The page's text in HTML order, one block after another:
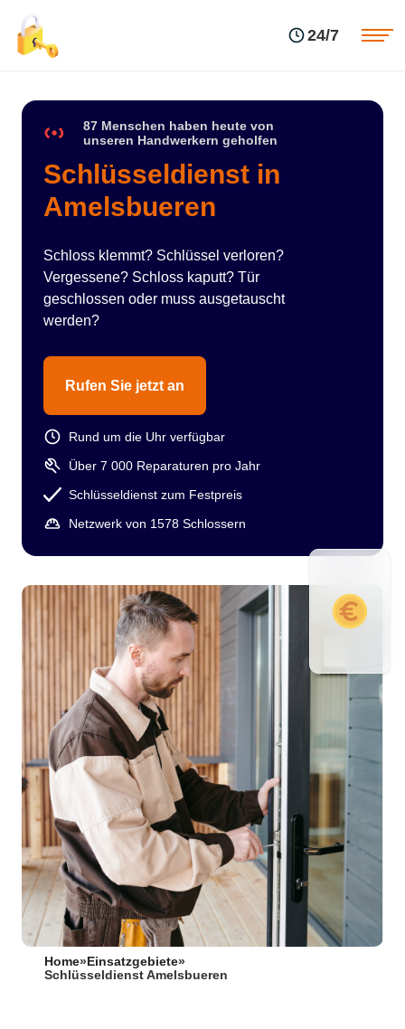
24/7
87 Menschen haben heute von
unseren Handwerkern geholfen
Schlüsseldienst in
Amelsbueren
Schloss klemmt? Schlüssel verloren?
Vergessene? Schloss kaputt? Tür
geschlossen oder muss ausgetauscht
werden?
Rufen Sie jetzt an
Rund um die Uhr verfügbar
Über 7 000 Reparaturen pro Jahr
Schlüsseldienst zum Festpreis
Netzwerk von 1578 Schlossern
Home» Einsatzgebiete»
Schlüsseldienst Amelsbueren